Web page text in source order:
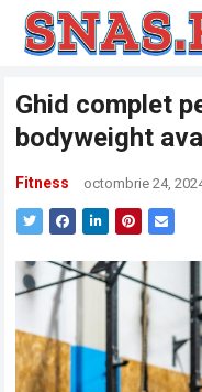
Ghid complet
bodyweight
Fitness octombrie 24,